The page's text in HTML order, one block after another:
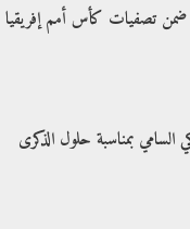
ضمن تصفيات كأس أمم إفريقيا
السامي بمناسبة حلول الذكرى